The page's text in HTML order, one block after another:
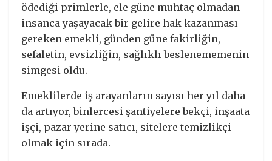
ödediği primlerle, ele güne muhtaç olmadan
insanca yaşayacak bir gelire hak kazanması
gereken emekli, günden güne fakirliğin,
sefaletin, evsizliğin, sağlıklı beslenememenin
simgesi oldu.
Emeklilerde iş arayanların sayısı her yıl daha
da artıyor, binlercesi şantiyelere bekçi, inşaata
işçi, pazar yerine satıcı, sitelere temizlikçi
olmak için sırada.